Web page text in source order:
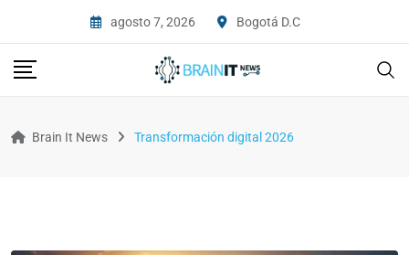
agosto 7, 2026 Bogotá D.C
Brain It News Transformación digital 2026